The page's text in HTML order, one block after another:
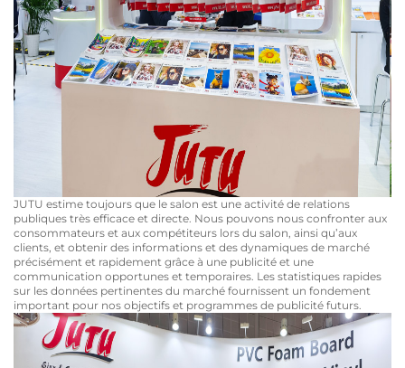
JUTU estime toujours que le salon est une activité de relations
publiques très efficace et directe. Nous pouvons nous confronter aux
consommateurs et aux compétiteurs lors du salon, ainsi qu’aux
clients, et obtenir des informations et des dynamiques de marché
précisément et rapidement grâce à une publicité et une
communication opportunes et temporaires. Les statistiques rapides
sur les données pertinentes du marché fournissent un fondement
important pour nos objectifs et programmes de publicité futurs.